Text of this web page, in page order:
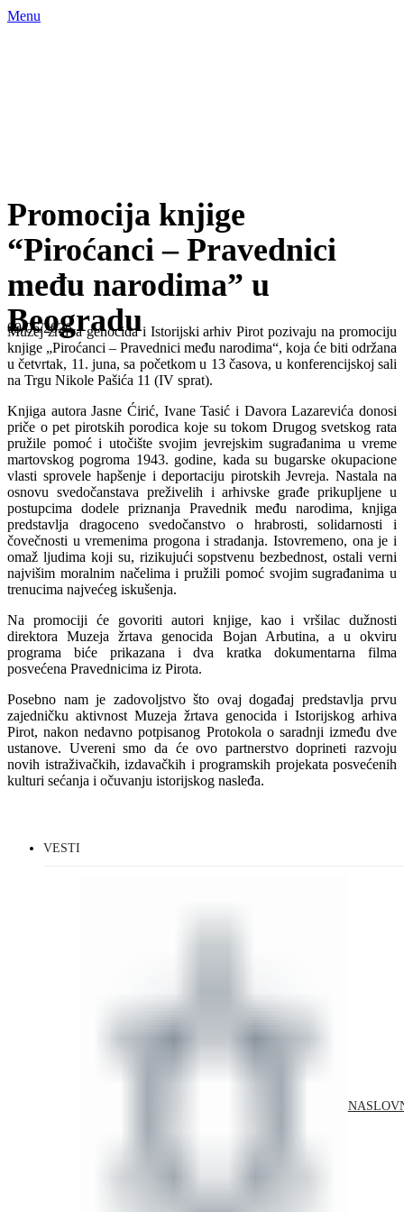
Menu
VESTI
Promocija knjige
“Piroćanci – Pravednici
među narodima” u
Beogradu
09/06/2026
Muzej žrtava genocida i Istorijski arhiv Pirot pozivaju na promociju
knjige „Piroćanci – Pravednici među narodima“, koja će biti održana
u četvrtak, 11. juna, sa početkom u 13 časova, u konferencijskoj sali
na Trgu Nikole Pašića 11 (IV sprat).
Knjiga autora Jasne Ćirić, Ivane Tasić i Davora Lazarevića donosi
priče o pet pirotskih porodica koje su tokom Drugog svetskog rata
pružile pomoć i utočište svojim jevrejskim sugrađanima u vreme
martovskog pogroma 1943. godine, kada su bugarske okupacione
vlasti sprovele hapšenje i deportaciju pirotskih Jevreja. Nastala na
osnovu svedočanstava preživelih i arhivske građe prikupljene u
postupcima dodele priznanja Pravednik među narodima, knjiga
predstavlja dragoceno svedočanstvo o hrabrosti, solidarnosti i
čovečnosti u vremenima progona i stradanja. Istovremeno, ona je i
omaž ljudima koji su, rizikujući sopstvenu bezbednost, ostali verni
najvišim moralnim načelima i pružili pomoć svojim sugrađanima u
trenucima najvećeg iskušenja.
Na promociji će govoriti autori knjige, kao i vršilac dužnosti
direktora Muzeja žrtava genocida Bojan Arbutina, a u okviru
programa biće prikazana i dva kratka dokumentarna filma
posvećena Pravednicima iz Pirota.
Posebno nam je zadovoljstvo što ovaj događaj predstavlja prvu
zajedničku aktivnost Muzeja žrtava genocida i Istorijskog arhiva
Pirot, nakon nedavno potpisanog Protokola o saradnji između dve
ustanove. Uvereni smo da će ovo partnerstvo doprineti razvoju
novih istraživačkih, izdavačkih i programskih projekata posvećenih
kulturi sećanja i očuvanju istorijskog nasleđa.